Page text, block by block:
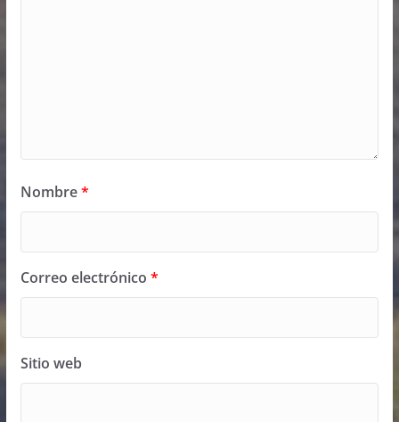
Nombre*
Correo electrónico *
Sitio web